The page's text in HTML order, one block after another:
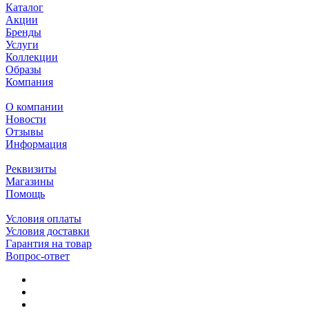
Каталог
Акции
Бренды
Услуги
Коллекции
Образы
Компания
О компании
Новости
Отзывы
Информация
Реквизиты
Магазины
Помощь
Условия оплаты
Условия доставки
Гарантия на товар
Вопрос-ответ